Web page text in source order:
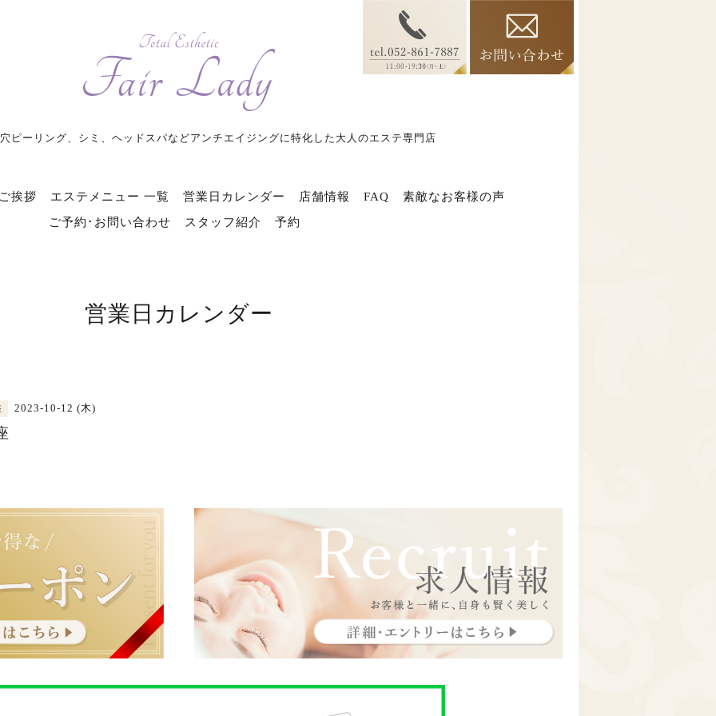
ピーリング、シミ、ヘッドスパなどアンチエイジングに特化した大人のエステ専門店
挨拶 エステメニュー 一覧 営業日カレンダー 店舗情報 FAQ
素敵なお客様の声
ご予約･お問い合わせ
スタッフ紹介 予約
営業日カレンダー
2023-10-12 (木)